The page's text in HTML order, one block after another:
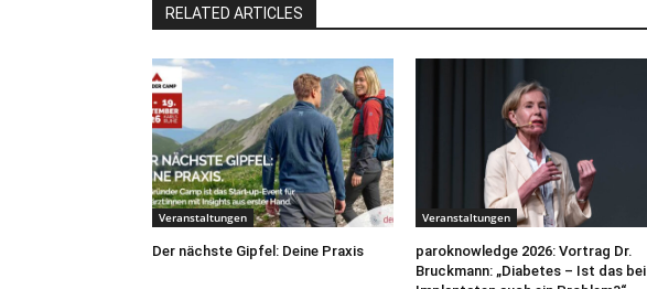
RELATED ARTICLES
Veranstaltungen
Der nächste Gipfel: Deine Praxis
Veranstaltungen
paroknowledge 2026: Vortrag Dr.
Bruckmann: „Diabetes – Ist das bei